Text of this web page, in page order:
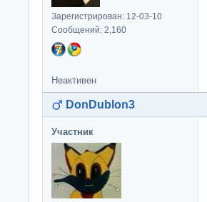
Зарегистрирован: 12-03-10
Сообщений: 2,160
Неактивен
DonDublon3
Участник